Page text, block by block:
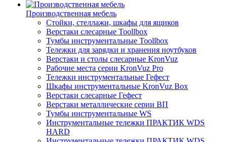
Производственная мебель
Стойки, стеллажи, шкафы для ящиков
Верстаки слесарные Toollbox
Тумбы инструментальные Toollbox
Тележки для зарядки и хранения ноутбуков
Верстаки и столы слесарные KronVuz
Рабочие места серии KronVuz Pro
Тележки инструментальные Гефест
Шкафы инструментальные KronVuz Box
Верстаки слесарные Гефест
Верстаки металлические серии ВП
Тумбы инструментальные WS
Инструментальные тележки ПРАКТИК WDS
HARD